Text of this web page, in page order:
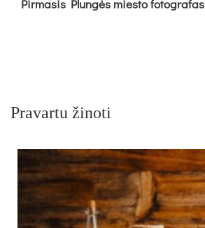
Pir­ma­sis Plun­gės mies­to fo­tog­ra­fas
Pravartu žinoti